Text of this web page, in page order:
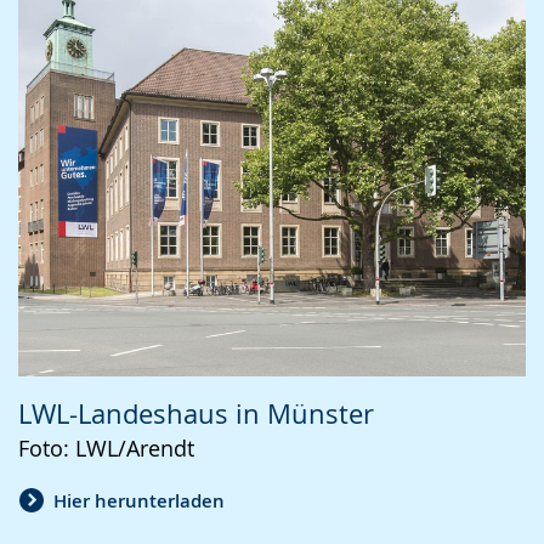
LWL-Landeshaus in Münster
Foto: LWL/Arendt
Hier herunterladen